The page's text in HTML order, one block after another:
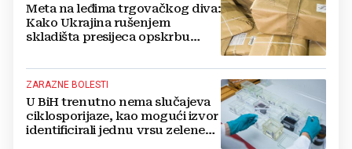
Meta na leđima trgovačkog diva:
Kako Ukrajina rušenjem
skladišta presijeca opskrbu
ZARAZNE BOLESTI
U BiH trenutno nema slučajeva
ciklosporijaze, kao mogući izvor
identificirali jednu vrsu zelene